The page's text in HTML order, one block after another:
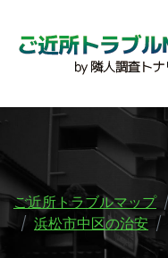
ご近所トラブルマップ
浜松市中区の治安